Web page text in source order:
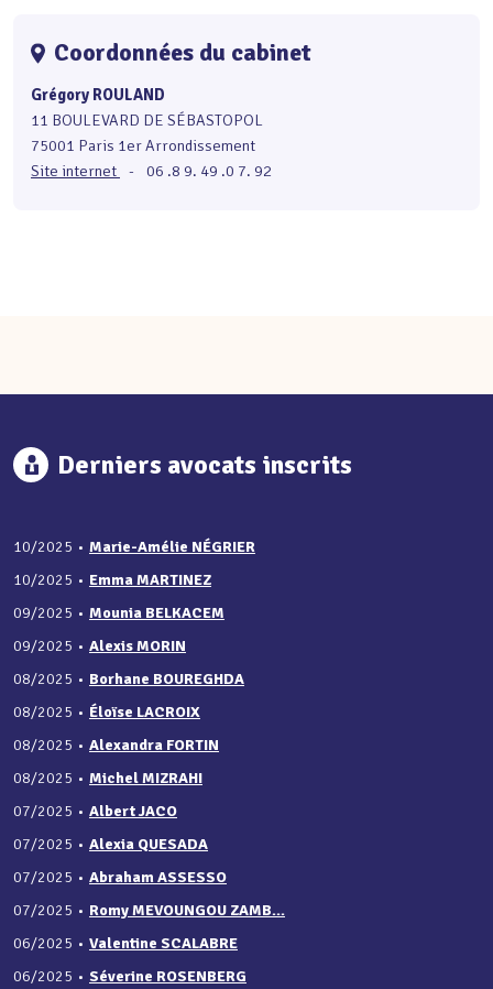
Coordonnées du cabinet
Grégory ROULAND
11 BOULEVARD DE SÉBASTOPOL
75001 Paris 1er Arrondissement
Site internet
- 06 .8 9. 49 .0 7. 92
Derniers avocats inscrits
10/2025 • Marie-Amélie NÉGRIER
10/2025 • Emma MARTINEZ
09/2025 • Mounia BELKACEM
09/2025 • Alexis MORIN
08/2025 • Borhane BOUREGHDA
08/2025 • Éloïse LACROIX
08/2025 • Alexandra FORTIN
08/2025 • Michel MIZRAHI
07/2025 • Albert JACO
07/2025 • Alexia QUESADA
07/2025 • Abraham ASSESSO
07/2025 • Romy MEVOUNGOU ZAMB...
06/2025 • Valentine SCALABRE
06/2025 • Séverine ROSENBERG